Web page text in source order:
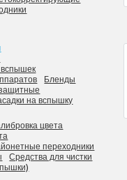
Бленды
на вспышку
цвета
переходники
Средства для чистки